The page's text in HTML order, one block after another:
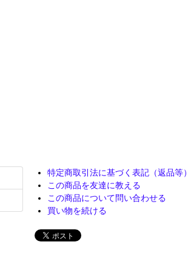
特定商取引法に基づく表記（返品等）
この商品を友達に教える
この商品について問い合わせる
買い物を続ける